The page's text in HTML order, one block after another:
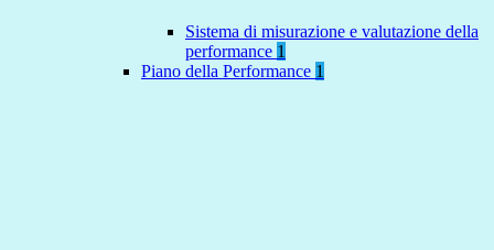
Sistema di misurazione e valutazione della
performance 1
Piano della Performance 1